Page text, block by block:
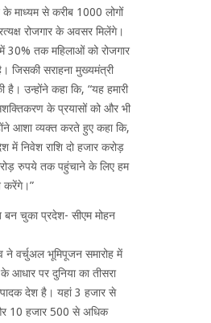
के माध्यम से करीब 1000 लोगों
रोजगार के अवसर मिलेंगे।
30% तक महिलाओं को रोजगार
जिसकी सराहना मुख्यमंत्री
है। उन्होंने कहा कि, “यह हमारी
के प्रयासों को और भी
आशा व्यक्त करते हुए कहा कि,
में निवेश राशि दो हजार करोड़
रुपये तक पहुंचाने के लिए हम
करेंगे।”
बन चुका प्रदेश- सीएम मोहन
ने वर्चुअल भूमिपूजन समारोह में
के आधार पर दुनिया का तीसरा
देश है। यहां 3 हजार से
10 हजार 500 से अधिक